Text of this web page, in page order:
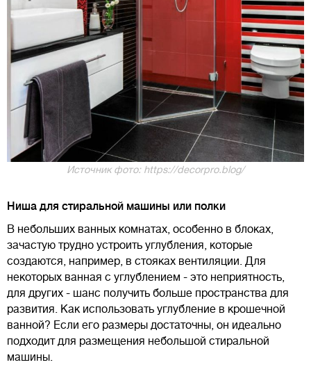
Источник фото: https://decorpro.blog/
Ниша для стиральной машины или полки
В небольших ванных комнатах, особенно в блоках,
зачастую трудно устроить углубления, которые
создаются, например, в стояках вентиляции. Для
некоторых ванная с углублением - это неприятность,
для других - шанс получить больше пространства для
развития. Как использовать углубление в крошечной
ванной? Если его размеры достаточны, он идеально
подходит для размещения небольшой стиральной
машины.